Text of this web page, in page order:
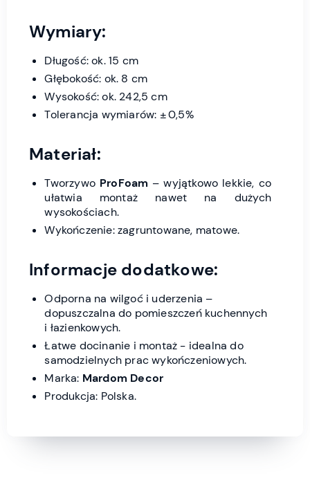
Wymiary:
Długość: ok. 15 cm
Głębokość: ok. 8 cm
Wysokość: ok. 242,5 cm
Tolerancja wymiarów: ± 0,5%
Materiał:
Tworzywo ProFoam – wyjątkowo lekkie, co
ułatwia montaż nawet na dużych
wysokościach.
Wykończenie: zagruntowane, matowe.
Informacje dodatkowe:
Odporna na wilgoć i uderzenia –
dopuszczalna do pomieszczeń kuchennych
i łazienkowych.
Łatwe docinanie i montaż - idealna do
samodzielnych prac wykończeniowych.
Marka: Mardom Decor
Produkcja: Polska.